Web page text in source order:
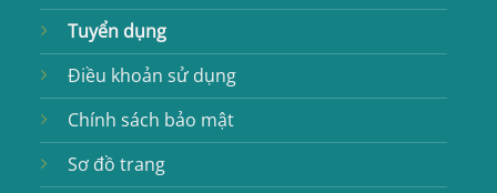
Tuyển dụng
Điều khoản sử dụng
Chính sách bảo mật
Sơ đồ trang